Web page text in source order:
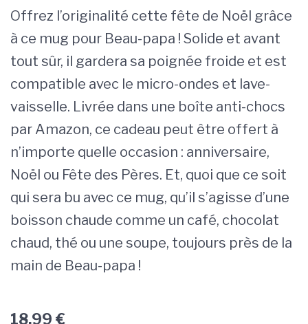
Offrez l’originalité cette fête de Noël grâce
à ce mug pour Beau-papa ! Solide et avant
tout sûr, il gardera sa poignée froide et est
compatible avec le micro-ondes et lave-
vaisselle. Livrée dans une boîte anti-chocs
par Amazon, ce cadeau peut être offert à
n’importe quelle occasion : anniversaire,
Noël ou Fête des Pères. Et, quoi que ce soit
qui sera bu avec ce mug, qu’il s’agisse d’une
boisson chaude comme un café, chocolat
chaud, thé ou une soupe, toujours près de la
main de Beau-papa !
18,99 €